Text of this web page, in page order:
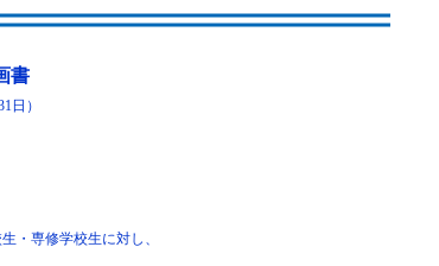
書
日）
・専修学校生に対し、